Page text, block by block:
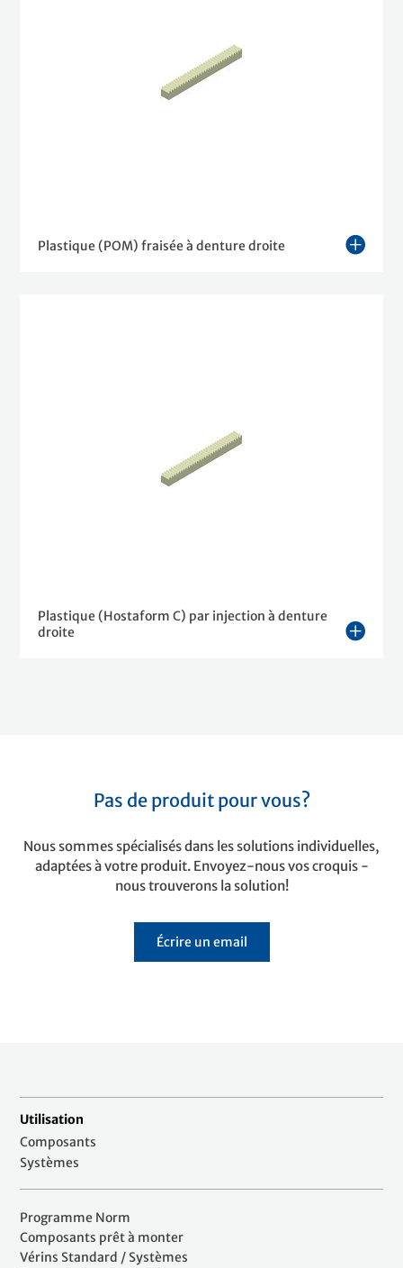
Plastique (POM) fraisée à denture droite
Plastique (Hostaform C) par injection à denture
droite
Pas de produit pour vous?
Nous sommes spécialisés dans les solutions individuelles,
adaptées à votre produit. Envoyez-nous vos croquis -
nous trouverons la solution!
Écrire un email
Utilisation
Composants
Systèmes
Programme Norm
Composants prêt à monter
Vérins Standard / Systèmes